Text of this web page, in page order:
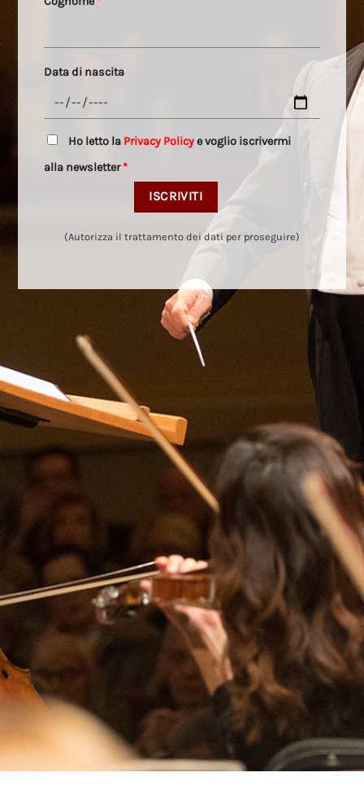
Data di nascita
Ho letto la Privacy Policye voglio iscrivermi
alla newsletter*
(Autorizza il trattamento dei dati per proseguire)